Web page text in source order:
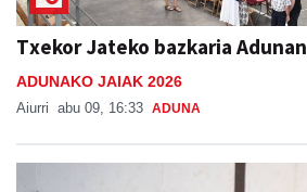
Txekor Jateko bazkaria Adunan
ADUNAKO JAIAK 2026
Aiurri abu 09, 16:33 ADUNA